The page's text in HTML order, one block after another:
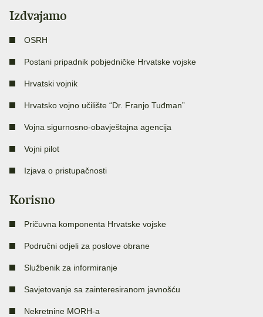
Izdvajamo
OSRH
Postani pripadnik pobjedničke Hrvatske vojske
Hrvatski vojnik
Hrvatsko vojno učilište “Dr. Franjo Tuđman”
Vojna sigurnosno-obavještajna agencija
Vojni pilot
Izjava o pristupačnosti
Korisno
Pričuvna komponenta Hrvatske vojske
Područni odjeli za poslove obrane
Službenik za informiranje
Savjetovanje sa zainteresiranom javnošću
Nekretnine MORH-a